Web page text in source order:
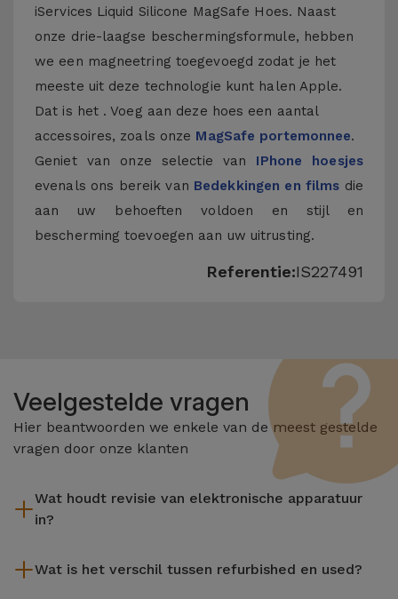
iServices Liquid Silicone MagSafe Hoes. Naast
onze drie-laagse beschermingsformule, hebben
we een magneetring toegevoegd zodat je het
meeste uit deze technologie kunt halen Apple.
Dat is het . Voeg aan deze hoes een aantal
accessoires, zoals onze MagSafe portemonnee.
Geniet van onze selectie van IPhone hoesjes
evenals ons bereik van Bedekkingen en films die
aan uw behoeften voldoen en stijl en
bescherming toevoegen aan uw uitrusting.
Referentie:IS227491
Veelgestelde vragen
Hier beantwoorden we enkele van de meest gestelde
vragen door onze klanten
Wat houdt revisie van elektronische apparatuur
in?
reiniging, en niet te vergeten het repareren van elk defect
Wat is het verschil tussen refurbished en used?